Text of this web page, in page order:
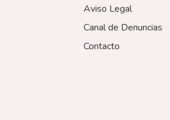
Aviso Legal
Canal de Denuncias
Contacto